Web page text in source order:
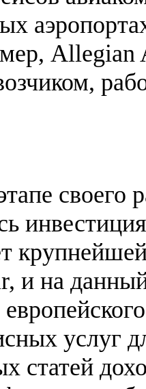
Allegian
своего
и на
услуг
статей